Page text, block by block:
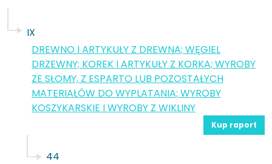
IX
DREWNO I ARTYKUŁY Z DREWNA; WĘGIEL
DRZEWNY; KOREK I ARTYKUŁY Z KORKA; WYROBY
ZE SŁOMY, Z ESPARTO LUB POZOSTAŁYCH
MATERIAŁÓW DO WYPLATANIA; WYROBY
KOSZYKARSKIE I WYROBY Z WIKLINY
Kup raport
44